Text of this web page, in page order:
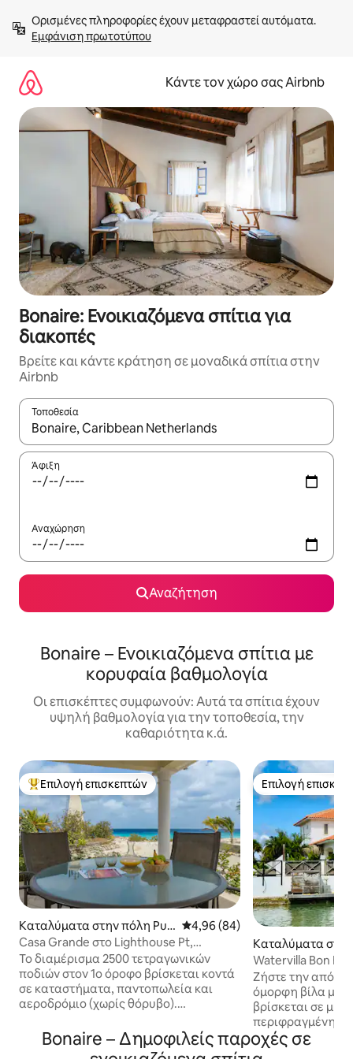
στο
περιεχόμενοΕμφάνιση πρωτοτύπου
Κάντε τον χώρο σας Airbnb
Bonaire: Ενοικιαζόμενα σπίτια για
διακοπές
Βρείτε και κάντε κράτηση σε μοναδικά σπίτια στην
Airbnb
Τοποθεσία
Όταν τα αποτελέσματα είναι διαθέσιμα, μπορείτε να
Άφιξη
Αναχώρηση
Αναζήτηση
Bonaire – Ενοικιαζόμενα σπίτια με
κορυφαία βαθμολογία
Οι επισκέπτες συμφωνούν: Αυτά τα σπίτια έχουν
υψηλή βαθμολογία για την τοποθεσία, την
καθαριότητα κ.ά.
Κορυφαία επιλογή επισκεπτών
Επιλογή επισκεπτών
Καταλύματα στην πόλη Pun
t Vierkant
Μέση βαθμολογία: 4,96 στα 5,
4,96 (84)
Casa Grande στο Lighthouse Pt,
παραθαλάσσιος παράδεισος
Το διαμέρισμα 2500 τετραγωνικών
ποδιών στον 1ο όροφο βρίσκεται κοντά
σε καταστήματα, παντοπωλεία και
αεροδρόμιο (χωρίς θόρυβο).
μπροστά στον ωκεανό με πρόσβαση
στην παραλία. Θα έχετε ένα όμορφο
Επιλογή
Επιλογή
Καταλύματα
endijk
Watervilla Bon
και δύτες!
Ζήστε την
όμορφη βίλα μας
βρίσκεται σε
περιφραγμένη
στη δική σας
απολαύστε τον
Bonaire – Δημοφιλείς παροχές σε